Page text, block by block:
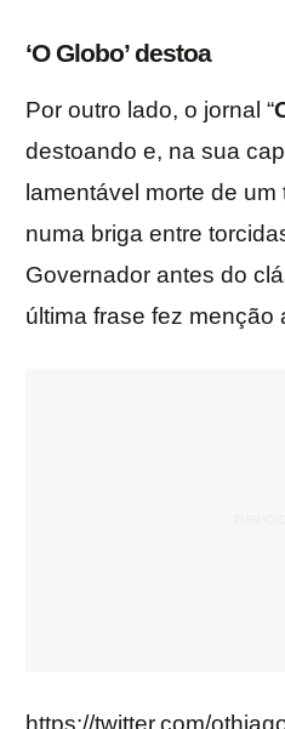
‘O Globo’ destoa
Por outro lado, o jornal “
destoando e, na sua
lamentável morte de
numa briga entre
Governador antes do
última frase fez menção